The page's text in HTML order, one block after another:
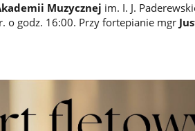
Muzycznej im. I. J.
o godz. 16:00. Przy fortepianie mgr